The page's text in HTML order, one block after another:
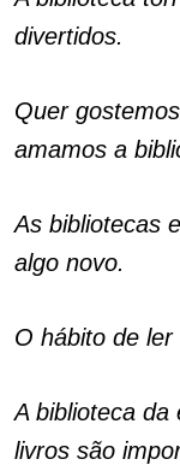
divertidos.
Quer
amamos a
As bibliotecas
algo novo.
O hábito de ler
A biblioteca da
livros são